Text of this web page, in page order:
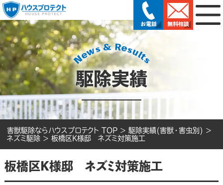
駆除実績
害獣駆除ならハウスプロテクト TOP > 駆除実績(害獣・害虫別) >
ネズミ駆除 > 板橋区K様邸 ネズミ対策施工
板橋区K様邸 ネズミ対策施工